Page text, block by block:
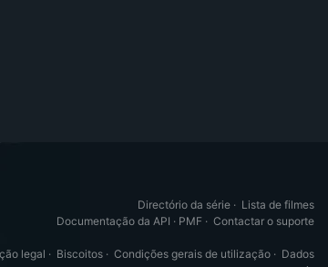
Directório da série · Lista de filmes
Documentação da API · PMF · Contactar o suporte
legal · Biscoitos · Condições gerais de utilização · Dados